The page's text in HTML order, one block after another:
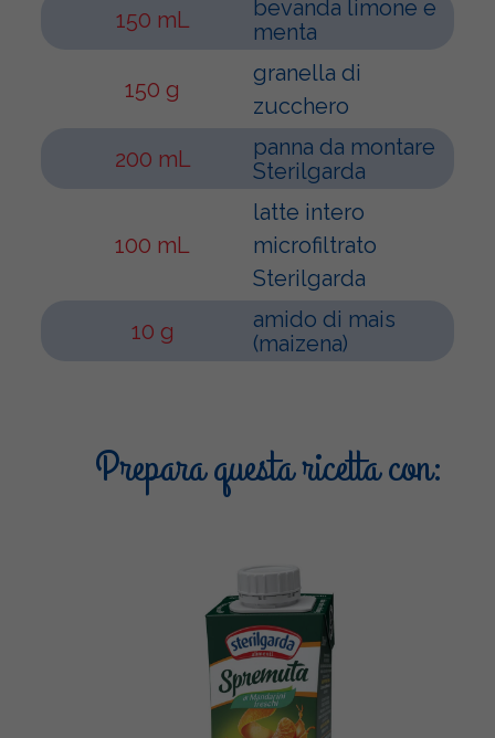
150 mL
bevanda limone e
menta
150 g
granella di
zucchero
200 mL
panna da montare
Sterilgarda
100 mL
latte intero
microfiltrato
Sterilgarda
10 g
amido di mais
(maizena)
Prepara questa ricetta con: